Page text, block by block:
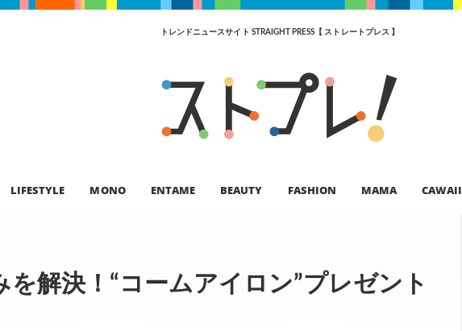
トレンドニュースサイト STRAIGHT PRESS【 ストレートプレス 】
LIFESTYLE MONO ENTAME BEAUTY FASHION MAMA CAWAII
解決！“コームアイロン”プレゼント